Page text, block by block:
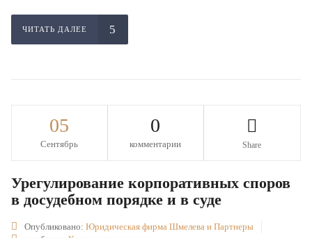
ЧИТАТЬ ДАЛЕЕ
05
Сентябрь
0
комментарии Share
Урегулирование корпоративных споров
в досудебном порядке и в суде
Опубликовано: Юридическая фирма Шмелева и Партнеры